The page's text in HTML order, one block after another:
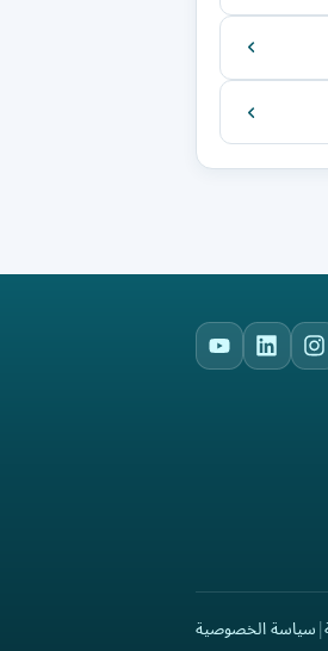
Instagram
LinkedIn
YouTube
|سياسة الخصوصية